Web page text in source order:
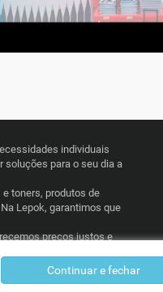
individuais
soluções para o seu dia a
toners, produtos de
Lepok, garantimos que
preços justos e
Continuar e fechar